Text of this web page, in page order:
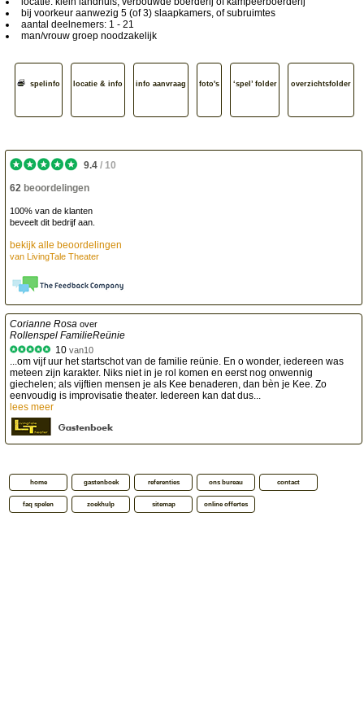
bij voorkeur aanwezig 5 (of 3) slaapkamers, of subruimtes
aantal deelnemers: 1 - 21
man/vrouw groep noodzakelijk
spelinfo locatie & info info aanvraag foto's ‘spel’ folder overzichts­folder
9.4 / 10
62 beoordelingen
100% van de klanten
beveelt dit bedrijf aan.
bekijk alle beoordelingen
van LivingTale Theater
Corianne Rosa over
Rollenspel FamilieReünie
10van10
...om vijf uur het startschot van de familie reünie. En o wonder, iedereen was
meteen zijn karakter. Niks niet in je rol komen en eerst nog onwennig
giechelen; als vijftien mensen je als Kee benaderen, dan bèn je Kee. Zo
eenvoudig is improvisatie theater. Iedereen kan dat dus...
lees meer
home gastenboek referenties ons bureau contact
faq spelen zoekhulp sitemap online offertes